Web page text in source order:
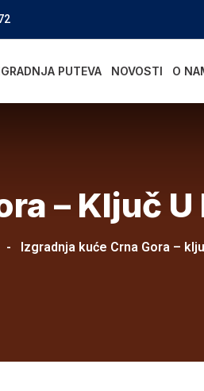
PUTEVA NOVOSTI O
– Ključ U
- Izgradnja kuće Crna Gora –